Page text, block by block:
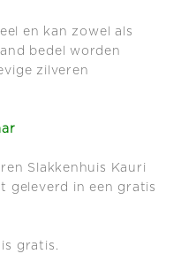
en kan zowel als
bedel worden
zilveren
Slakkenhuis Kauri
geleverd in een gratis
gratis.